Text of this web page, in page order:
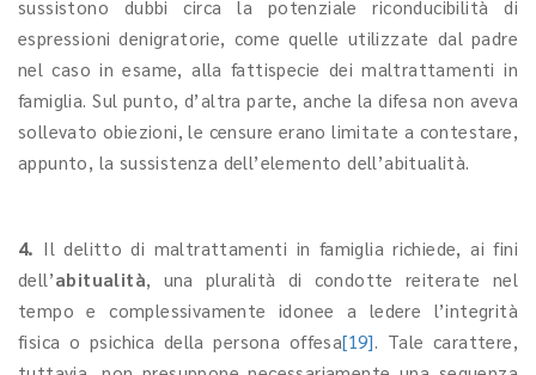
sussistono dubbi circa la potenziale riconducibilità di
espressioni denigratorie, come quelle utilizzate dal padre
nel caso in esame, alla fattispecie dei maltrattamenti in
famiglia. Sul punto, d’altra parte, anche la difesa non aveva
sollevato obiezioni, le censure erano limitate a contestare,
appunto, la sussistenza dell’elemento dell’abitualità.
4. Il delitto di maltrattamenti in famiglia richiede, ai fini
dell’abitualità, una pluralità di condotte reiterate nel
tempo e complessivamente idonee a ledere l’integrità
fisica o psichica della persona offesa[19]. Tale carattere,